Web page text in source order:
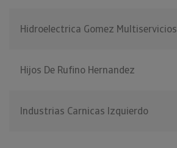
Hidroelectrica Gomez Multiservicios
Hijos De Rufino Hernandez
Industrias Carnicas Izquierdo